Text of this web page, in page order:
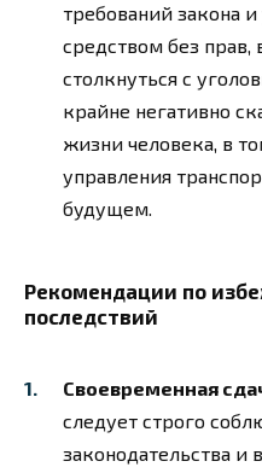
требований закона
средством без
столкнуться с
крайне негативно
жизни человека, в
управления
будущем.
Рекомендации по
последствий
Своевременная
следует строго
законодательства и